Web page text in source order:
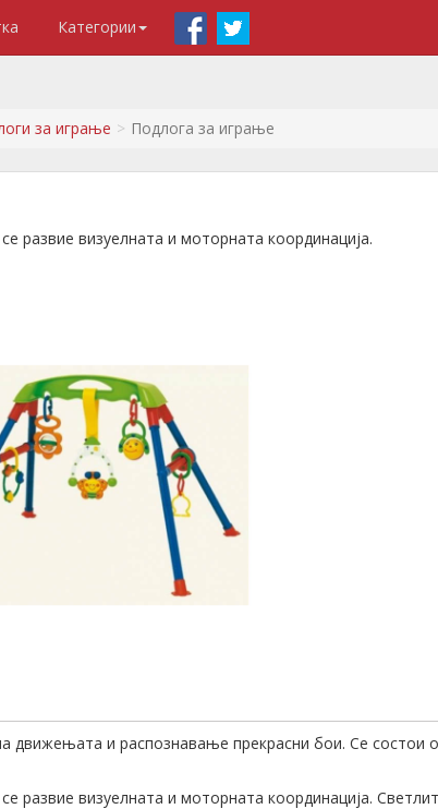
Категории
за играње Подлога за играње
развие визуелната и моторната координација.
движењата и распознавање прекрасни бои. Се состои
развие визуелната и моторната координација.